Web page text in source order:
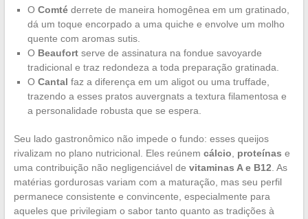
O Comtéderrete de maneira homogênea em um gratinado,
dá um toque encorpado a uma quiche e envolve um molho
quente com aromas sutis.
O Beaufortserve de assinatura na fondue savoyarde
tradicional e traz redondeza a toda preparação gratinada.
O Cantal faz a diferença em um aligot ou uma truffade,
trazendo a esses pratos auvergnats a textura filamentosa e
a personalidade robusta que se espera.
Seu lado gastronômico não impede o fundo: esses queijos
rivalizam no plano nutricional. Eles reúnem cálcio proteínas e
uma contribuição não negligenciável de vitaminas A e B12 . As
matérias gordurosas variam com a maturação, mas seu perfil
permanece consistente e convincente, especialmente para
aqueles que privilegiam o sabor tanto quanto as tradições à